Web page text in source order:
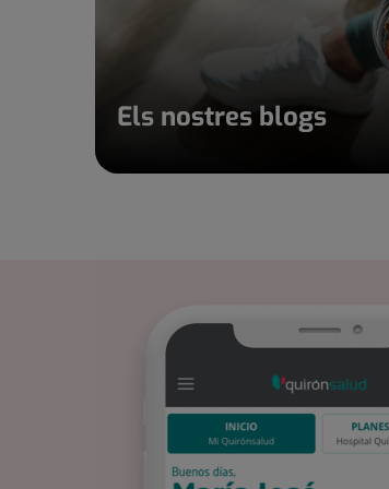
Els nostres blogs